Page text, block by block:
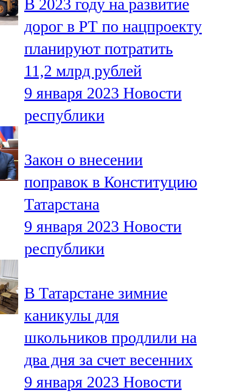
В 2023 году на развитие
дорог в РТ по нацпроекту
планируют потратить
11,2 млрд рублей
9 января 2023 Новости
республики
Закон о внесении
поправок в Конституцию
Татарстана
9 января 2023 Новости
республики
В Татарстане зимние
каникулы для
школьников продлили на
два дня за счет весенних
9 января 2023 Новости